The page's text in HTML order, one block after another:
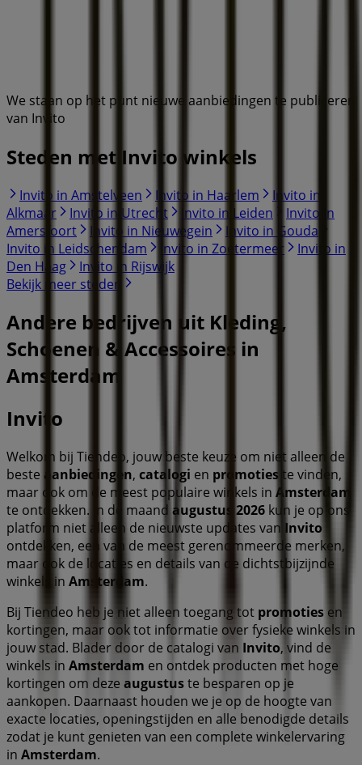
We staan op het punt nieuwe aanbiedingen te publiceren
van Invito
Steden met Invito winkels
Invito in Amstelveen Invito in Haarlem
Invito in
Alkmaar
Invito in Utrecht Invito in Leiden
Invito in
Amersfoort
Invito in Nieuwegein
Invito in Gouda
Invito in Leidschendam
Invito in Zoetermeer
Invito in
Den Haag
Invito in Rijswijk
Bekijk meer steden
Andere bedrijven uit Kleding,
Schoenen & Accessoires in
Amsterdam
Invito
Welkom bij Tiendeo, jouw beste keuze om niet alleen de
beste aanbiedingen, catalogi en promoties te vinden,
maar ook om de meest populaire winkels in Amsterdam
te ontdekken. In de maand augustus 2026 kun je op ons
platform niet alleen de nieuwste updates van Invito
ontdekken, een van de meest gerenommeerde merken,
maar ook de locaties en details van de dichtstbijzijnde
winkels in Amsterdam.
Bij Tiendeo heb je niet alleen toegang tot promoties en
kortingen, maar ook tot informatie over fysieke winkels in
jouw stad. Blader door de catalogi van Invito, vind de
winkels in Amsterdam en ontdek producten met hoge
kortingen om deze augustuste besparen op je
aankopen. Daarnaast houden we je op de hoogte van
exacte locaties, openingstijden en alle benodigde details
zodat je kunt genieten van een complete winkelervaring
in Amsterdam.